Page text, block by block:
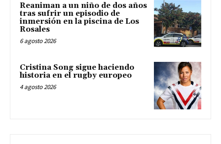
Reaniman a un niño de dos años
tras sufrir un episodio de
inmersión en la piscina de Los
Rosales
6 agosto 2026
Cristina Song sigue haciendo
historia en el rugby europeo
4 agosto 2026